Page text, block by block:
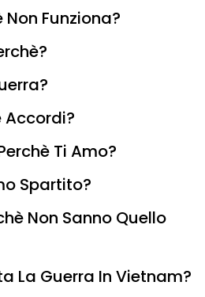
Funziona?
Accordi?
Ti Amo?
Spartito?
Non Sanno Quello
La Guerra In Vietnam?